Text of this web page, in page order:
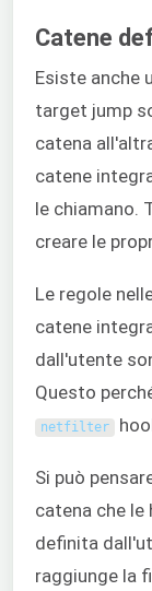
Catene
Esiste anche
target jump
catena
catene
le chiamano.
creare le
Le regole
catene
dall'utente
Questo
netfilter
Si può
catena che le
definita
raggiunge la